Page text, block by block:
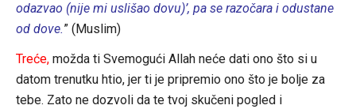
odazvao (nije mi uslišao dovu)’, pa se razočara i odustane
od dove.” (Muslim)
Treće,možda ti Svemogući Allah neće dati ono što si u
datom trenutku htio, jer ti je pripremio ono što je bolje za
tebe. Zato ne dozvoli da te tvoj skučeni pogled i